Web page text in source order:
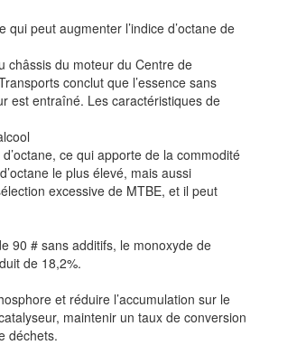
peut augmenter l’indice d’octane de
châssis du moteur du Centre de
conclut que l’essence sans
est entraîné. Les caractéristiques de
ce qui apporte de la commodité
le plus élevé, mais aussi
excessive de MTBE, et il peut
90 # sans additifs, le monoxyde de
de 18,2%.
et réduire l’accumulation sur le
maintenir un taux de conversion
déchets.